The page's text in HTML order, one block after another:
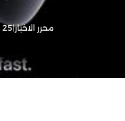
محرر الاخبار|25 أكتوبر, 2023